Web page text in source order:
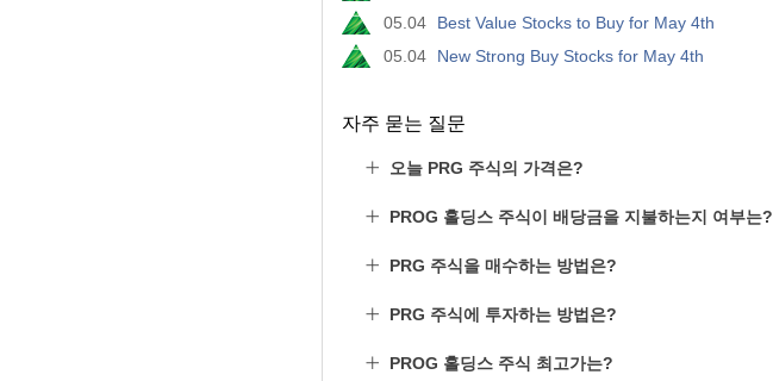
05.04
Best Value Stocks to Buy for May 4th
05.04
New Strong Buy Stocks for May 4th
자주 묻는 질문
오늘 PRG 주식의 가격은?
PROG 홀딩스 주식이 배당금을 지불하는지 여부는?
PRG 주식을 매수하는 방법은?
PRG 주식에 투자하는 방법은?
PROG 홀딩스 주식 최고가는?